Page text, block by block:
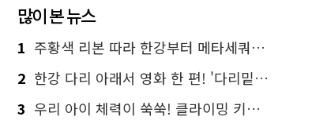
많이 본 뉴스
1 주황색 리본 따라 한강부터 메타세쿼이아 숲길까지…서울둘레길 15코스
2 한강 다리 아래서 영화 한 편! '다리밑 영화관' 무료 상영
3 우리 아이 체력이 쑥쑥! 클라이밍 키즈카페·어린이 체력장